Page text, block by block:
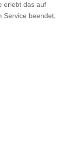
erlebt das auf
Service beendet,